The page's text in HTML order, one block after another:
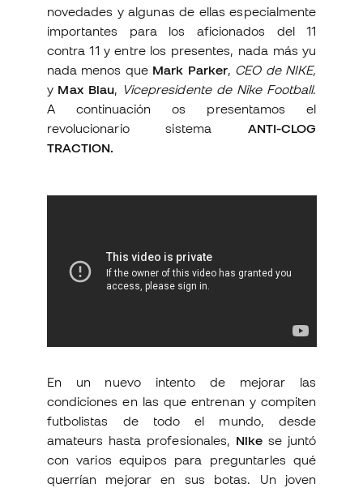
novedades y algunas de ellas especialmente
importantes para los aficionados del 11
contra 11 y entre los presentes, nada más yu
nada menos que Mark Parker, CEO de NIKE,
yMax Blau, Vicepresidente de Nike Football.
A continuación os presentamos el
revolucionario sistema ANTI-CLOG
TRACTION.
En un nuevo intento de mejorar las
condiciones en las que entrenan y compiten
futbolistas de todo el mundo, desde
amateurs hasta profesionales, Nike se juntó
con varios equipos para preguntarles qué
querrían mejorar en sus botas. Un joven